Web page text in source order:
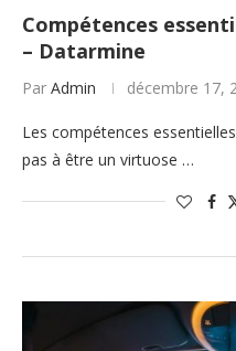
Compétences
– Datarmine
Par Admin décembre 17,
Les compétences
pas à être un virtuose …